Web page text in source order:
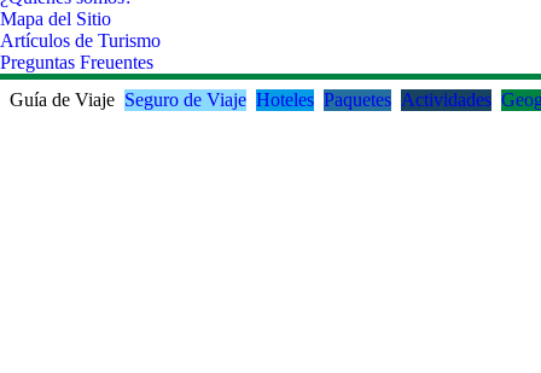
Mapa del Sitio
Artículos de Turismo
Preguntas Freuentes
Guía de Viaje Seguro de Viaje Hoteles Paquetes Actividades